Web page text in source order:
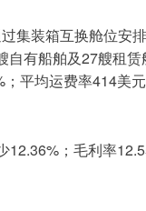
集装箱互换舱位安
自有船舶及27艘租赁
；平均运费率414美元
12.36% ；毛利率